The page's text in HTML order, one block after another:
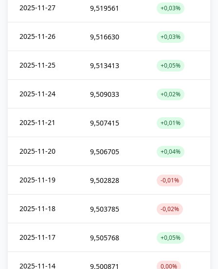
2025-11-27 9,519561 +0,03%
2025-11-26 9,516630 +0,03%
2025-11-25 9,513413 +0,05%
2025-11-24 9,509033 +0,02%
2025-11-21 9,507415 +0,01%
2025-11-20 9,506705 +0,04%
2025-11-19 9,502828 -0,01%
2025-11-18 9,503785 -0,02%
2025-11-17 9,505768 +0,05%
2025-11-14 9,500871 0,00%